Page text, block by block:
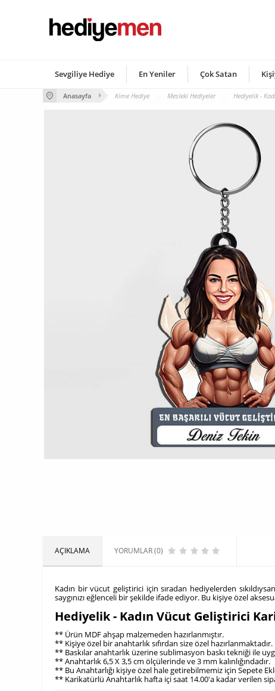
Sevgiliye Hediye En Yeniler Çok Satan
Anasayfa Kime Hediye Mesleki Hediyeler Hediyelik -
AÇIKLAMA YORUMLAR (0)
Kadın bir vücut geliştirici için sıradan hediyelerden
saygınızı eğlenceli bir şekilde ifade ediyor. Bu kişiye özel
Hediyelik - Kadın Vücut Geliştirici
** Ürün MDF ahşap malzemeden hazırlanmıştır.
** Kişiye özel bir anahtarlık sıfırdan size özel hazırlanmaktadır.
** Baskılar anahtarlık üzerine sublimasyon baskı tekniği ile
** Anahtarlık 6,5 X 3,5 cm ölçülerinde ve 3 mm kalınlığındadır.
** Bu Anahtarlığı kişiye özel hale getirebilmemiz için Sepete
** Karikatürlü Anahtarlık hafta içi saat 14.00'a kadar verilen